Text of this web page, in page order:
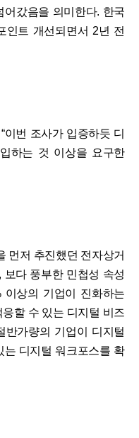
갔음을 의미한다. 한국
인트 개선되면서 2년 전
이번 조사가 입증하듯 디
하는 것 이상을 요구한
먼저 추진했던 전자상거
보다 풍부한 민첩성 속성
상의 기업이 진화하는
할 수 있는 디지털 비즈
반가량의 기업이 디지털
는 디지털 워크포스를 확